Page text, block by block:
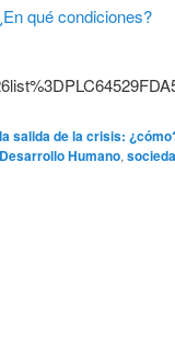
salida de la crisis:
Desarrollo Humano,